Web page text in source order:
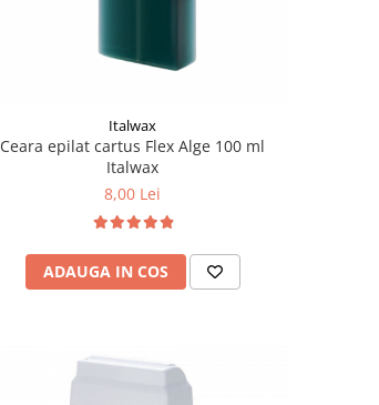
Italwax
Ceara epilat cartus Flex Alge 100 ml
Italwax
8,00 Lei
ADAUGA IN COS